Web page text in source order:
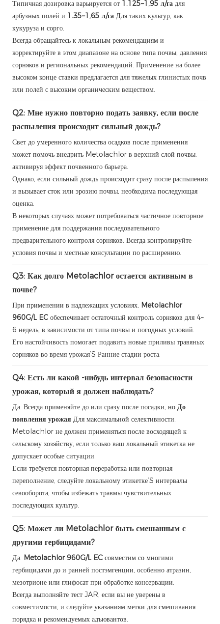
Типичная дозировка варьируется от 1.125–1,95 л/га для
арбузных полей и 1.35–1,65 л/га Для таких культур, как
кукуруза и сорго.
Всегда обращайтесь к локальным рекомендациям и
корректируйте в этом диапазоне на основе типа почвы, давления
сорняков и региональных рекомендаций. Применение на более
высоком конце ставки предлагается для тяжелых глинистых почв
или полей с высоким органическим веществом.
Q2: Мне нужно повторно подать заявку, если после
распыления происходит сильный дождь?
Свет до умеренного количества осадков после применения
может помочь внедрить Metolachlor в верхний слой почвы,
активируя эффект почвенного барьера.
Однако, если сильный дождь происходит сразу после распыления
и вызывает сток или эрозию почвы, необходима последующая
оценка.
В некоторых случаях может потребоваться частичное повторное
применение для поддержания последовательного
предварительного контроля сорняков. Всегда контролируйте
условия почвы и местные консультации по расширению.
Q3: Как долго Metolachlor остается активным в
почве?
При применении в надлежащих условиях, Metolachlor
960G/L EC обеспечивает остаточный контроль сорняков для 4–
6 недель, в зависимости от типа почвы и погодных условий.
Его настойчивость помогает подавить новые приливы травяных
сорняков во время урожая’S Ранние стадии роста.
Q4: Есть ли какой -нибудь интервал безопасности
урожая, который я должен наблюдать?
Да. Всегда применяйте до или сразу после посадки, но До
появления урожая Для максимальной селективности.
Metolachlor не должен применяться после восходящей к
сельскому хозяйству, если только ваш локальный этикетка не
допускает особые ситуации.
Если требуется повторная переработка или повторная
переполнение, следуйте локальному этикетке’S интервалы
севооборота, чтобы избежать травмы чувствительных
последующих культур.
Q5: Может ли Metolachlor быть смешанным с
другими гербицидами?
Да. Metolachlor 960G/L EC совместим со многими
гербицидами до и ранней постэмгенции, особенно атразин,
мезотрионе или глифосат при обработке консервации.
Всегда выполняйте тест JAR, если вы не уверены в
совместимости, и следуйте указаниям метки для смешивания
порядка и рекомендуемых адъювантов.